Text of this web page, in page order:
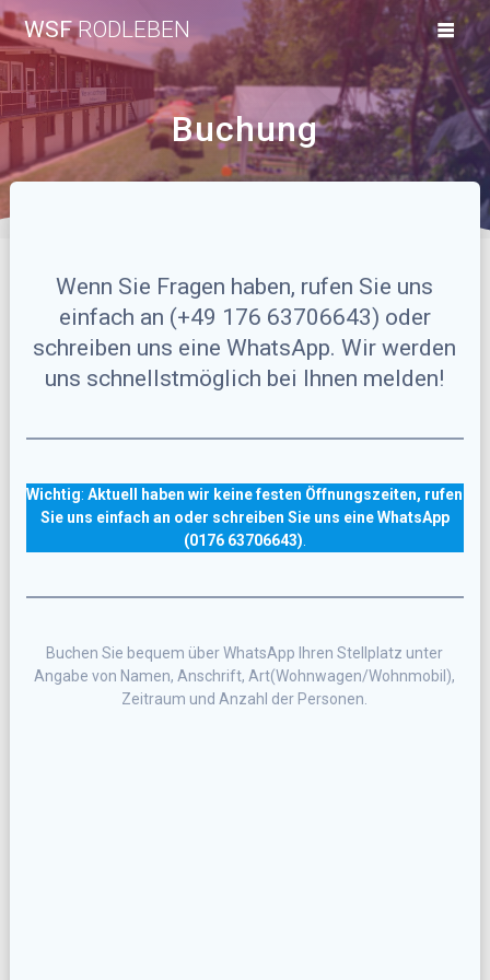
Zum
Inhalt
springen
WSFRODLEBEN
Buchung
Wenn Sie Fragen haben, rufen Sie uns
einfach an (+49 176 63706643) oder
schreiben uns eine WhatsApp. Wir werden
uns schnellstmöglich bei Ihnen melden!
Wichtig:Aktuell haben wir keine festen Öffnungszeiten, rufen
Sie uns einfach an oder schreiben Sie uns eine WhatsApp
(0176 63706643)
Buchen Sie bequem über WhatsApp Ihren Stellplatz unter
Angabe von Namen, Anschrift, Art(Wohnwagen/Wohnmobil),
Zeitraum und Anzahl der Personen.